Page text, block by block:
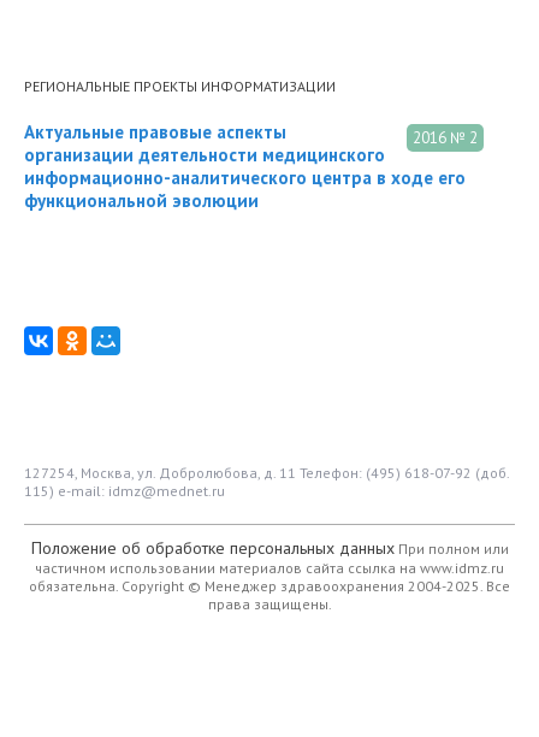
РЕГИОНАЛЬНЫЕ ПРОЕКТЫ ИНФОРМАТИЗАЦИИ
2016 № 2
Актуальные правовые аспекты
организации деятельности медицинского
информационно-аналитического центра в ходе его
функциональной эволюции
127254, Москва, ул. Добролюбова, д. 11 Телефон: (495) 618-07-92 (доб.
115) e-mail: idmz@mednet.ru
Положение об обработке персональных данныхПри полном или
частичном использовании материалов сайта ссылка на www.idmz.ru
обязательна. Copyright © Менеджер здравоохранения 2004-2025. Все
права защищены.